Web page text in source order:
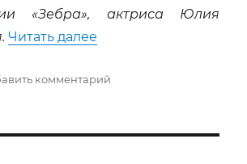
«Зебра», актриса Юлия
Читать далее
комментарий